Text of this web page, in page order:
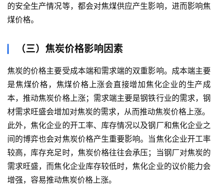
的安全生产情况等，都会对焦煤供应产生影响，进而影响焦
煤价格。
（三）焦炭价格影响因素
焦炭的价格主要受成本端和需求端的双重影响。成本端主要
是焦煤价格，焦煤价格上涨会直接增加焦化企业的生产成
本，推动焦炭价格上涨；需求端主要是钢铁行业的需求，钢
材需求旺盛会增加对焦炭的需求，从而推动焦炭价格上涨。
此外，焦化企业的开工率、库存情况以及钢厂和焦化企业之
间的博弈也会对焦炭价格产生重要影响。当焦化企业开工率
较高，库存充足时，焦炭价格往往会承压；当钢厂对焦炭的
需求旺盛，而焦化企业库存较低时，焦化企业的议价能力会
增强，容易推动焦炭价格上涨。